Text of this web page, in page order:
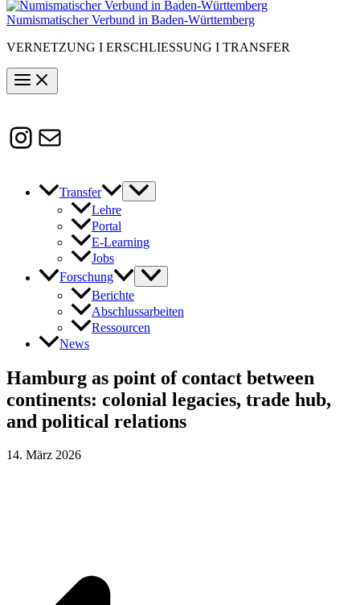
Numismatischer Verbund in Baden-Württemberg
VERNETZUNG I ERSCHLIESSUNG I TRANSFER
Instagram
Susanne.Boerner@zaw.uni-
heidelberg.de
Transfer
Lehre
Portal
E-Learning
Jobs
Forschung
Berichte
Abschlussarbeiten
Ressourcen
News
Hamburg as point of contact between
continents: colonial legacies, trade hub,
and political relations
14. März 2026